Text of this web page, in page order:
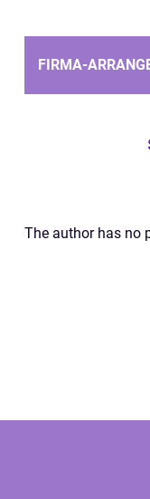
FIRMA-
The author has no